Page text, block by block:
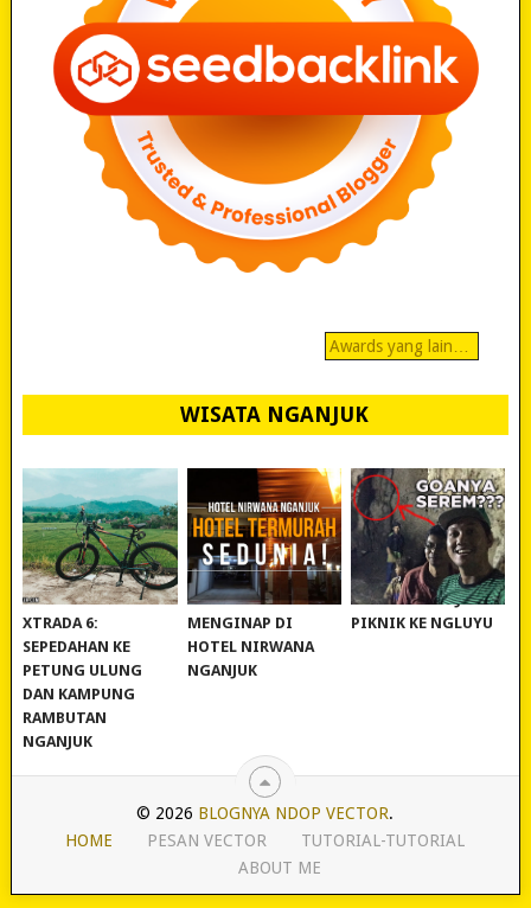
Awards yang lain…
WISATA NGANJUK
REVIEW POLYGON
XTRADA 6:
SEPEDAHAN KE
PETUNG ULUNG
DAN KAMPUNG
RAMBUTAN
NGANJUK
MURAH BANGET!
MENGINAP DI
HOTEL NIRWANA
NGANJUK
WISATA NGANJUK:
PIKNIK KE NGLUYU
© 2026 BLOGNYA NDOP VECTOR.
HOME
PESAN VECTOR
TUTORIAL-TUTORIAL
ABOUT ME